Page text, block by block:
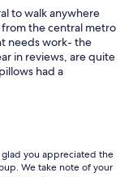
to walk anywhere
the central metro
needs work- the
in reviews, are quite
had a
out of my clothes.
loud as trash is
gloomy way to be
in the
our first night.
open to cool
glad you appreciated the
We take note of your